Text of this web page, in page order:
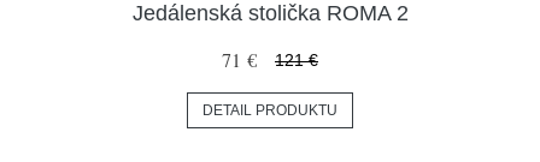
Jedálenská stolička ROMA 2
71 € 121 €
DETAIL PRODUKTU